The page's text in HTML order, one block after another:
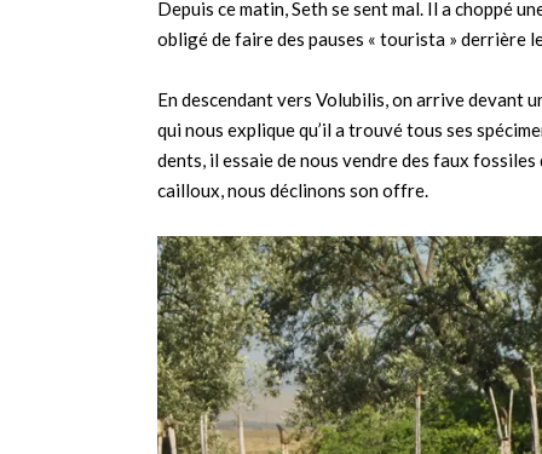
Depuis ce matin, Seth se sent mal. Il a choppé
obligé de faire des pauses « tourista » derrière
En descendant vers Volubilis, on arrive devant
qui nous explique qu’il a trouvé tous ses
dents, il essaie de nous vendre des faux
cailloux, nous déclinons son offre.